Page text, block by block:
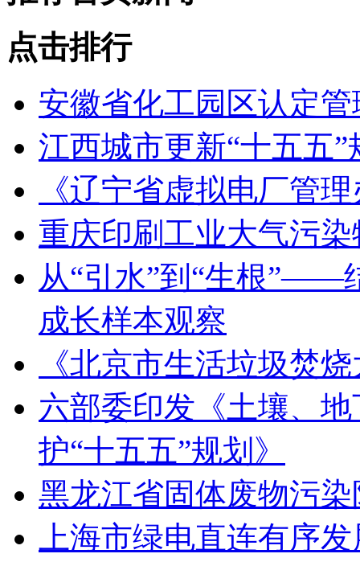
点击排行
安徽省化工园区认定
江西城市更新“十五五
《辽宁省虚拟电厂管
重庆印刷工业大气污
从“引水”到“生根”——
成长样本观察
《北京市生活垃圾焚
六部委印发《土壤、
护“十五五”规划》
黑龙江省固体废物污
上海市绿电直连有序